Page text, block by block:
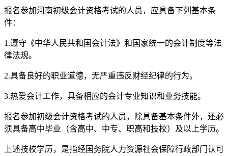
报名参加河南初级会计资格考试的人员，应具备下列基本条
件：
1.遵守《中华人民共和国会计法》和国家统一的会计制度等法
律法规。
2.具备良好的职业道德，无严重违反财经纪律的行为。
3.热爱会计工作，具备相应的会计专业知识和业务技能。
报名参加初级会计资格考试的人员，除具备基本条件外，还必
须具备高中毕业（含高中、中专、职高和技校）及以上学历。
上述技校学历，是指经国务院人力资源社会保障行政部门认可